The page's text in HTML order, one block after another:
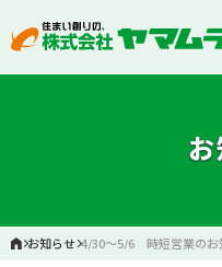
お知らせ 4/30～5/6 時短営業